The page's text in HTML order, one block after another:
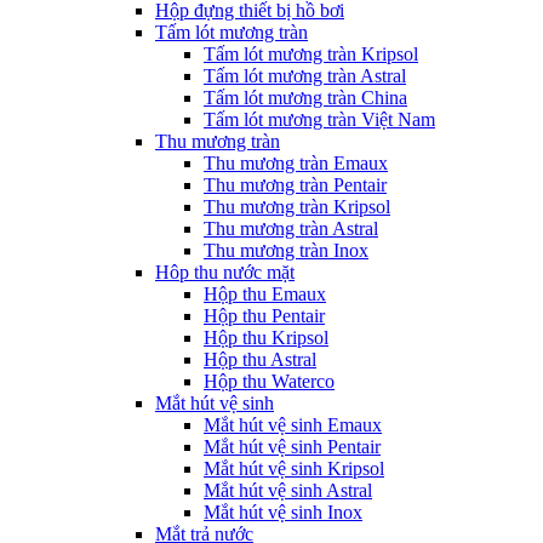
Hộp đựng thiết bị hồ bơi
Tấm lót mương tràn
Tấm lót mương tràn Kripsol
Tấm lót mương tràn Astral
Tấm lót mương tràn China
Tấm lót mương tràn Việt Nam
Thu mương tràn
Thu mương tràn Emaux
Thu mương tràn Pentair
Thu mương tràn Kripsol
Thu mương tràn Astral
Thu mương tràn Inox
Hôp thu nước mặt
Hộp thu Emaux
Hộp thu Pentair
Hộp thu Kripsol
Hộp thu Astral
Hộp thu Waterco
Mắt hút vệ sinh
Mắt hút vệ sinh Emaux
Mắt hút vệ sinh Pentair
Mắt hút vệ sinh Kripsol
Mắt hút vệ sinh Astral
Mắt hút vệ sinh Inox
Mắt trả nước